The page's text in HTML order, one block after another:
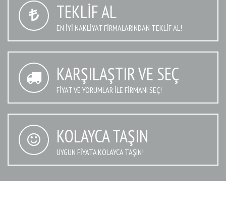
TEKLIF AL
EN IYI NAKLIYAT FIRMALARINDAN TEKLIF AL!
KARŞILAŞTIR VE SEÇ
FIYAT VE YORUMLAR İLE FIRMANI SEÇ!
KOLAYCA TAŞIN
UYGUN FIYATA KOLAYCA TAŞIN!